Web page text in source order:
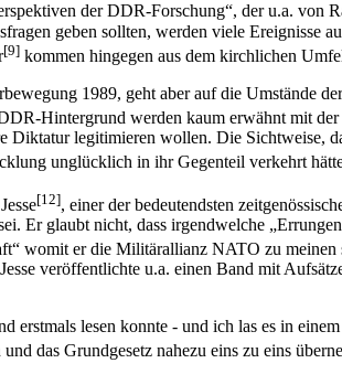
der DDR-Forschung“, der u.a. von
geben sollten, werden viele Ereignisse
[9] kommen hingegen aus dem kirchlichen
1989, geht aber auf die Umstände
Hintergrund werden kaum erwähnt mit
legitimieren wollen. Die Sichtweise,
unglücklich in ihr Ge­genteil verkehrt
[12], einer der bedeutendsten
Er glaubt nicht, dass irgendwelche
womit er die Militärallianz NATO zu meinen
veröffentlichte u.a. einen Band mit
erstmals lesen konnte - und ich las es in
das Grundgesetz nahezu eins zu eins